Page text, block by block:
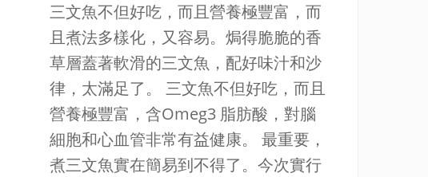
三文魚不但好吃，而且營養極豐富，而
且煮法多樣化，又容易。焗得脆脆的香
草層蓋著軟滑的三文魚，配好味汁和沙
律，太滿足了。 三文魚不但好吃，而且
營養極豐富，含Omeg3 脂肪酸，對腦
細胞和心血管非常有益健康。 最重要，
煮三文魚實在簡易到不得了。今次實行